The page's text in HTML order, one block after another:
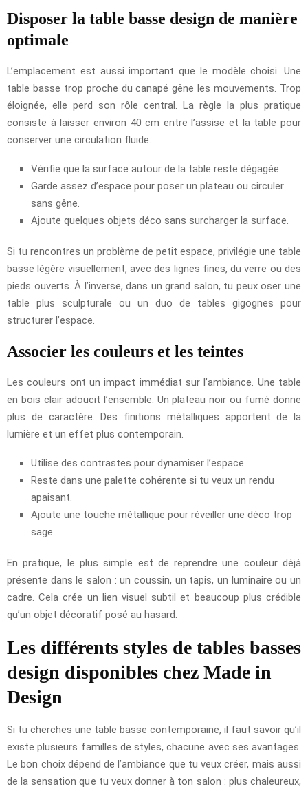
Disposer la table basse design de manière
optimale
L’emplacement est aussi important que le modèle choisi. Une
table basse trop proche du canapé gêne les mouvements. Trop
éloignée, elle perd son rôle central. La règle la plus pratique
consiste à laisser environ 40 cm entre l’assise et la table pour
conserver une circulation fluide.
Vérifie que la surface autour de la table reste dégagée.
Garde assez d’espace pour poser un plateau ou circuler
sans gêne.
Ajoute quelques objets déco sans surcharger la surface.
Si tu rencontres un problème de petit espace, privilégie une table
basse légère visuellement, avec des lignes fines, du verre ou des
pieds ouverts. À l’inverse, dans un grand salon, tu peux oser une
table plus sculpturale ou un duo de tables gigognes pour
structurer l’espace.
Associer les couleurs et les teintes
Les couleurs ont un impact immédiat sur l’ambiance. Une table
en bois clair adoucit l’ensemble. Un plateau noir ou fumé donne
plus de caractère. Des finitions métalliques apportent de la
lumière et un effet plus contemporain.
Utilise des contrastes pour dynamiser l’espace.
Reste dans une palette cohérente si tu veux un rendu
apaisant.
Ajoute une touche métallique pour réveiller une déco trop
sage.
En pratique, le plus simple est de reprendre une couleur déjà
présente dans le salon : un coussin, un tapis, un luminaire ou un
cadre. Cela crée un lien visuel subtil et beaucoup plus crédible
qu’un objet décoratif posé au hasard.
Les différents styles de tables basses
design disponibles chez Made in
Design
Si tu cherches une table basse contemporaine, il faut savoir qu’il
existe plusieurs familles de styles, chacune avec ses avantages.
Le bon choix dépend de l’ambiance que tu veux créer, mais aussi
de la sensation que tu veux donner à ton salon : plus chaleureux,